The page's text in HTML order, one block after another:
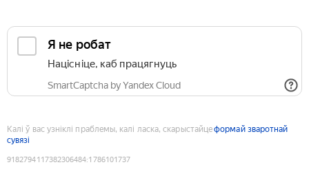
Я не робат
Націсніце, каб працягнуць
SmartCaptcha by Yandex Cloud
Калі ў вас узніклі праблемы, калі ласка, скарыстайцеформай зваротнай
сувязі
9182794117382306484:1786101737